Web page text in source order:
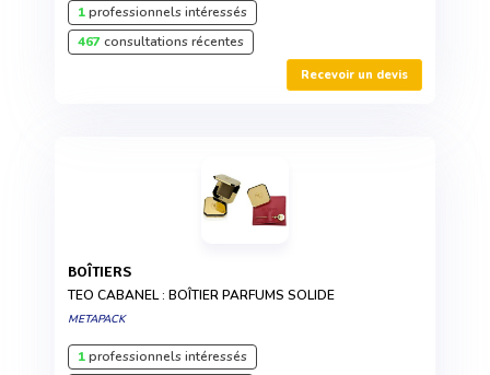
1professionnels intéressés
467consultations récentes
Recevoir un devis
BOÎTIERS
TEO CABANEL : BOÎTIER PARFUMS SOLIDE
METAPACK
1professionnels intéressés